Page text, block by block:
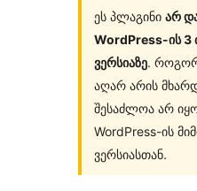
ეს პლაგინი არ
WordPress-ის 3
ვერსიაზე.
აღარ არის
შესაძლოა არ
WordPress-ის
ვერსიასთან.